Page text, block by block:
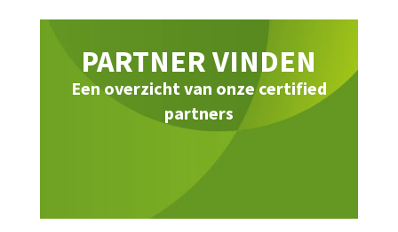
PARTNER VINDEN
Een overzicht van onze certified
partners